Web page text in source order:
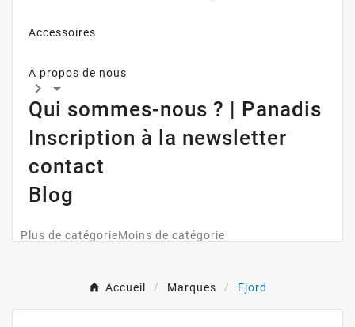
Accessoires
À propos de nous
 
Qui sommes-nous ? | Panadis
Inscription à la newsletter
contact
Blog
Plus de catégorieMoins de catégorie
Accueil Marques Fjord